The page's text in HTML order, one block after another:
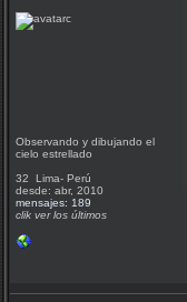
Observando y dibujando el
cielo estrellado
32 Lima- Perú
desde: abr, 2010
mensajes: 189
clik ver los últimos